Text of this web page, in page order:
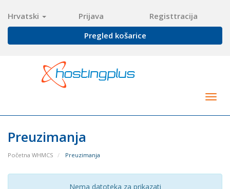
Hrvatski Prijava
Registtracija
Pregled košarice
Preuzimanja
Početna WHMCS Preuzimanja
Nema datoteka za prikazati